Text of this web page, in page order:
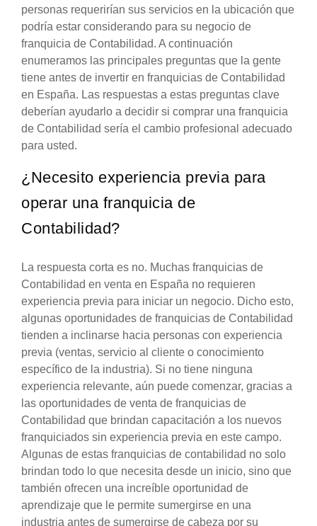
personas requerirían sus servicios en la ubicación que
podría estar considerando para su negocio de
franquicia de Contabilidad. A continuación
enumeramos las principales preguntas que la gente
tiene antes de invertir en franquicias de Contabilidad
en España. Las respuestas a estas preguntas clave
deberían ayudarlo a decidir si comprar una franquicia
de Contabilidad sería el cambio profesional adecuado
para usted.
¿Necesito experiencia previa para
operar una franquicia de
Contabilidad?
La respuesta corta es no. Muchas franquicias de
Contabilidad en venta en España no requieren
experiencia previa para iniciar un negocio. Dicho esto,
algunas oportunidades de franquicias de Contabilidad
tienden a inclinarse hacia personas con experiencia
previa (ventas, servicio al cliente o conocimiento
específico de la industria). Si no tiene ninguna
experiencia relevante, aún puede comenzar, gracias a
las oportunidades de venta de franquicias de
Contabilidad que brindan capacitación a los nuevos
franquiciados sin experiencia previa en este campo.
Algunas de estas franquicias de contabilidad no solo
brindan todo lo que necesita desde un inicio, sino que
también ofrecen una increíble oportunidad de
aprendizaje que le permite sumergirse en una
industria antes de sumergirse de cabeza por su